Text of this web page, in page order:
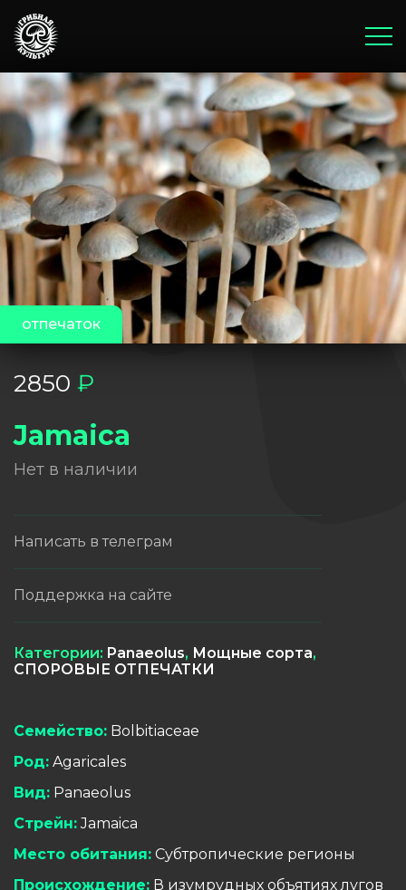
Главная
Корзина
Оплата и доставка
Бонусы и акции
Блог
отпечаток
2850 ₽
Jamaica
Нет в наличии
Категории: Panaeolus, Мощные сорта,
СПОРОВЫЕ ОТПЕЧАТКИ
Написать в телеграм
Поддержка на сайте
Семейство: Bolbitiaceae
Род: Agaricales
Вид: Panaeolus
Стрейн: Jamaica
Место обитания: Субтропические регионы
Происхождение: В изумрудных объятиях лугов